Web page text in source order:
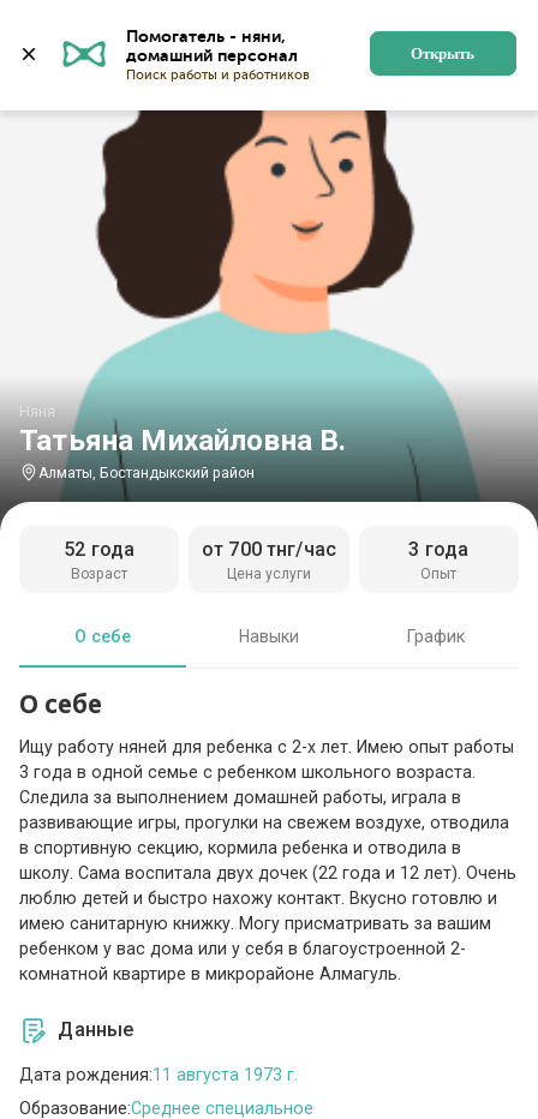
Помогатель - няни,
Поиск работы и работников
Открыть
Татьяна Михайловна В.
Няня
Алматы, Бостандыкский район
Возраст
52 года
Цена услуги
от 700 тнг/час
Опыт
3 года
О себе Навыки График
О себе
Ищу работу няней для ребенка с 2-х лет. Имею опыт работы
3 года в одной семье с ребенком школьного возраста.
Следила за выполнением домашней работы, играла в
развивающие игры, прогулки на свежем воздухе, отводила
в спортивную секцию, кормила ребенка и отводила в
школу. Сама воспитала двух дочек (22 года и 12 лет). Очень
люблю детей и быстро нахожу контакт. Вкусно готовлю и
имею санитарную книжку. Могу присматривать за вашим
ребенком у вас дома или у себя в благоустроенной 2-
комнатной квартире в микрорайоне Алмагуль.
Данные
Дата рождения:11 августа 1973 г.
Образование:Среднее специальное